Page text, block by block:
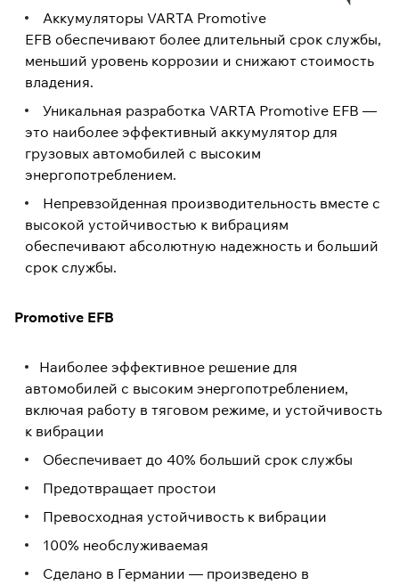
Аккумуляторы VARTA Promotive
EFB обеспечивают более длительный срок службы,
меньший уровень коррозии и снижают стоимость
владения.
Уникальная разработка VARTA Promotive EFB —
это наиболее эффективный аккумулятор для
грузовых автомобилей с высоким
энергопотреблением.
Непревзойденная производительность вместе с
высокой устойчивостью к вибрациям
обеспечивают абсолютную надежность и больший
срок службы.
Promotive EFB
Наиболее эффективное решение для
автомобилей с высоким энергопотреблением,
включая работу в тяговом режиме, и устойчивость
к вибрации
Обеспечивает до 40% больший срок службы
Предотвращает простои
Превосходная устойчивость к вибрации
100% необслуживаемая
Сделано в Германии — произведено в